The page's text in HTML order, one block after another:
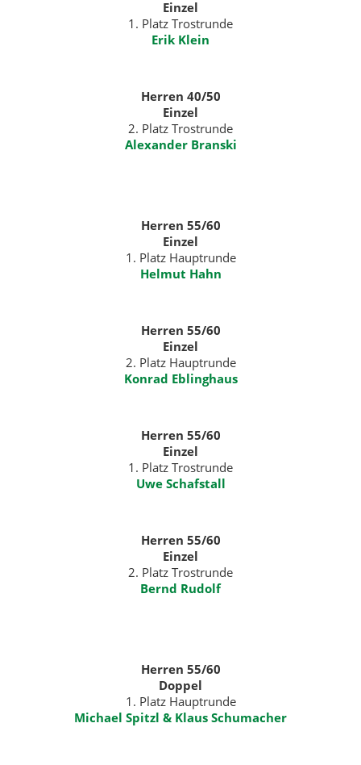
Einzel
1. Platz Trostrunde
Erik Klein
Herren 40/50
Einzel
2. Platz Trostrunde
Alexander Branski
Herren 55/60
Einzel
1. Platz Hauptrunde
Helmut Hahn
Herren 55/60
Einzel
2. Platz Hauptrunde
Konrad Eblinghaus
Herren 55/60
Einzel
1. Platz Trostrunde
Uwe Schafstall
Herren 55/60
Einzel
2. Platz Trostrunde
Bernd Rudolf
Herren 55/60
Doppel
1. Platz Hauptrunde
Michael Spitzl & Klaus Schumacher